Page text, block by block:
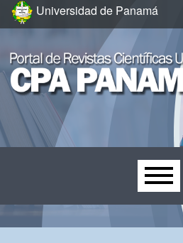
Ir al menú de navegación principal
Ir al contenido principal
Ir al pie de página del sitio
Universidad de Panamá
Menú principal